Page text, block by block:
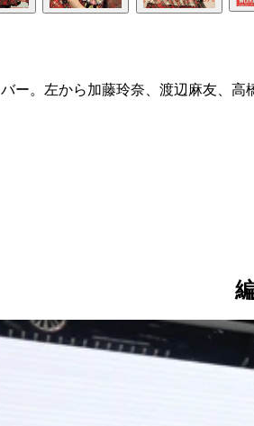
ー。左から加藤玲奈、渡辺麻友、